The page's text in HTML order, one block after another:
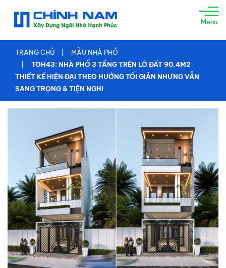
TRANG
CHỦ
GIỚI
THIỆU
XÂY
NHÀ
TRỌN
THI
CÔNG
XÂY
DỰNG
Xây
Dựng
Phần
Menu
TRANG CHỦ
MẪU NHÀ PHỐ
TOH43: NHÀ PHỐ 3 TẦNG TRÊN LÔ ĐẤT 90,4M2
THIẾT KẾ HIỆN ĐẠI THEO HƯỚNG TỐI GIẢN NHƯNG VẪN
SANG TRỌNG & TIỆN NGHI